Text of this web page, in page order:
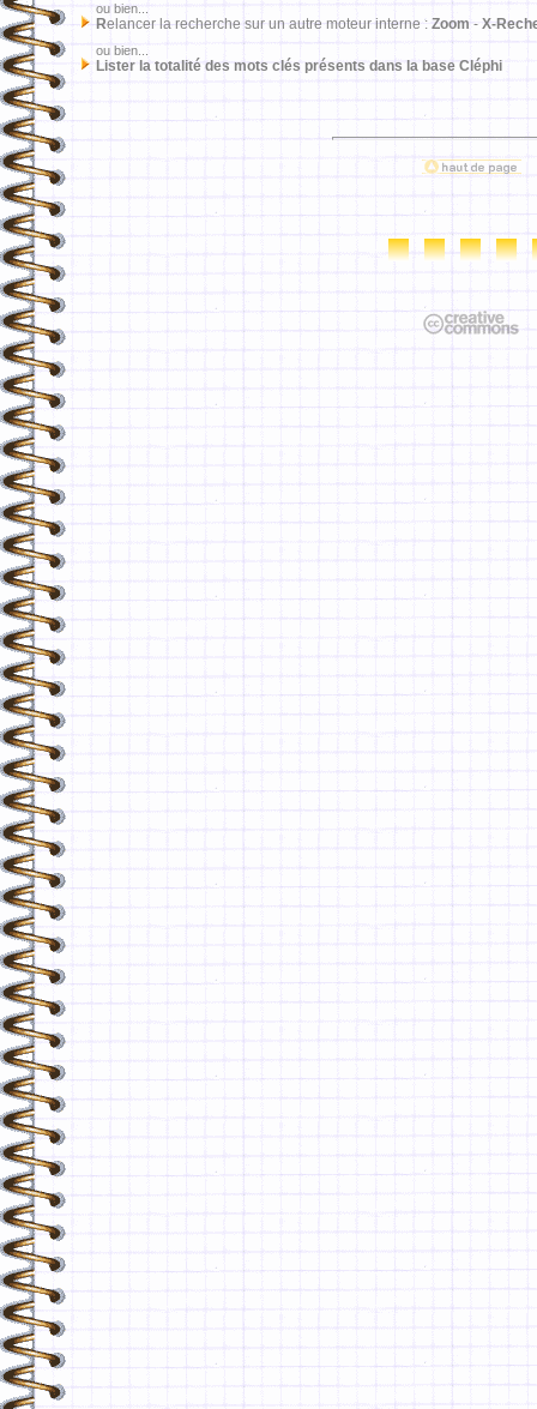
ou bien...
Relancer la recherche sur un autre moteur interne : Zoom- X-
ou bien...
Lister la totalité des mots clés présents dans la base Cléphi